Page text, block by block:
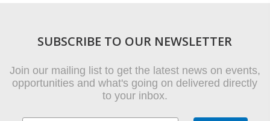
SUBSCRIBE TO OUR NEWSLETTER
Join our mailing list to get the latest news on events,
opportunities and what's going on delivered directly
to your inbox.